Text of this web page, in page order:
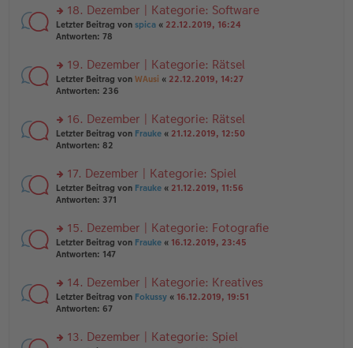
tr
a
g
e
n
er
tr
a
g
n
g
el
e
n
er
tr
a
g
rs
te
n
g
el
e
n
er
tr
a
g
18. Dezember | Kategorie: Software
Letzter Beitrag von spica « 22.12.2019, 16:24
Antworten: 78
rs
te
n
g
el
e
n
er
tr
a
g
19. Dezember | Kategorie: Rätsel
Letzter Beitrag von WAusi « 22.12.2019, 14:27
Antworten: 236
rs
te
n
g
el
e
n
er
tr
a
g
16. Dezember | Kategorie: Rätsel
Letzter Beitrag von Frauke « 21.12.2019, 12:50
Antworten: 82
rs
te
n
g
el
e
n
er
tr
17. Dezember | Kategorie: Spiel
Letzter Beitrag von Frauke « 21.12.2019, 11:56
Antworten: 371
rs
te
n
g
el
e
15. Dezember | Kategorie: Fotografie
Letzter Beitrag von Frauke « 16.12.2019, 23:45
Antworten: 147
rs
te
n
14. Dezember | Kategorie: Kreatives
Letzter Beitrag von Fokussy « 16.12.2019, 19:51
Antworten: 67
13. Dezember | Kategorie: Spiel